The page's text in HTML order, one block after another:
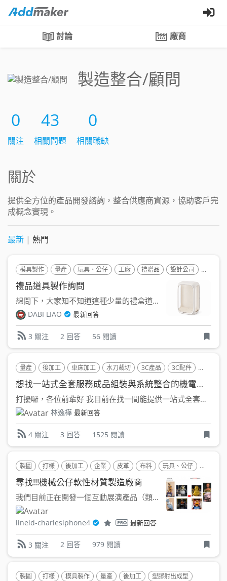
討論 廠商
製造整合/顧問
0
關注
43
相關問題
0
相關職缺
關於
提供全方位的產品開發諮詢，整合供應商資源，協助客戶完
成概念實現。
最新 | 熱門
模具製作 量產 玩具、公仔 工廠 禮贈品 設計公司 製造整
禮品道具製作詢問
想問下，大家知不知道這種少量的禮盒道具可以找誰製作呢?需求是...
DABI LIAO 最新回答
3 關注 2 回答 56 閱讀
量產 後加工 車床加工 水刀裁切 3C產品 3C配件 電子零件
想找一站式全套服務成品組裝與系統整合的機電代工(OEM)
打擾囉，各位前輩好 我目前在找一間能提供一站式全套服務的...
林逸樺 最新回答
4 關注 3 回答 1525 閱讀
製圖 打樣 後加工 企業 皮革 布料 玩具、公仔 矽膠(SR)
尋找!!!機械公仔軟性材質製造廠商
我們目前正在開發一個互動展演產品（類似迪士尼的 Audio...
lineid-charlesiphone4 最新回答
3 關注 2 回答 979 閱讀
製圖 打樣 模具製作 量產 後加工 塑膠射出成型